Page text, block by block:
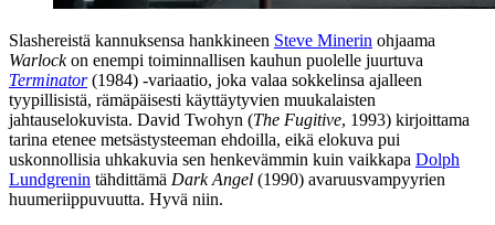
Slashereistä kannuksensa hankkineen Steve Minerin ohjaama
Warlockon enempi toiminnallisen kauhun puolelle juurtuva
Terminator(1984) ‑variaatio, joka valaa sokkelinsa ajalleen
tyypillisistä, rämäpäisesti käyttäytyvien muukalaisten
jahtauselokuvista. David Twohyn (The Fugitive, 1993) kirjoittama
tarina etenee metsästysteeman ehdoilla, eikä elokuva pui
uskonnollisia uhkakuvia sen henkevämmin kuin vaikkapa Dolph
Lundgrenin tähdittämä Dark Angel (1990) avaruusvampyyrien
huumeriippuvuutta. Hyvä niin.